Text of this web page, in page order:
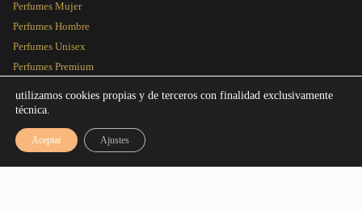
Perfumes Mujer
Perfumes Hombre
Perfumes Unisex
Perfumes Premium
Artículos
Equivalencias
utilizamos cookies propias y de terceros con finalidad exclusivamente
técnica.
Aceptar Ajustes